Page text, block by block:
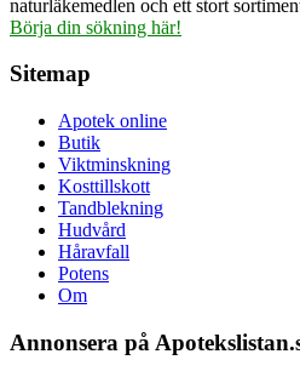
naturläkemedlen och ett stort
Börja din sökning här!
Sitemap
Apotek online
Butik
Viktminskning
Kosttillskott
Tandblekning
Hudvård
Håravfall
Potens
Om
Annonsera på